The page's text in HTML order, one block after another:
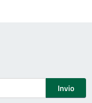
Invio